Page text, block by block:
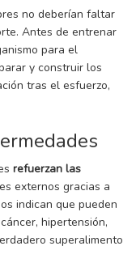
no deberían faltar
Antes de entrenar
para el
y construir los
tras el esfuerzo,
refuerzan las
externos gracias a
indican que pueden
hipertensión,
superalimento